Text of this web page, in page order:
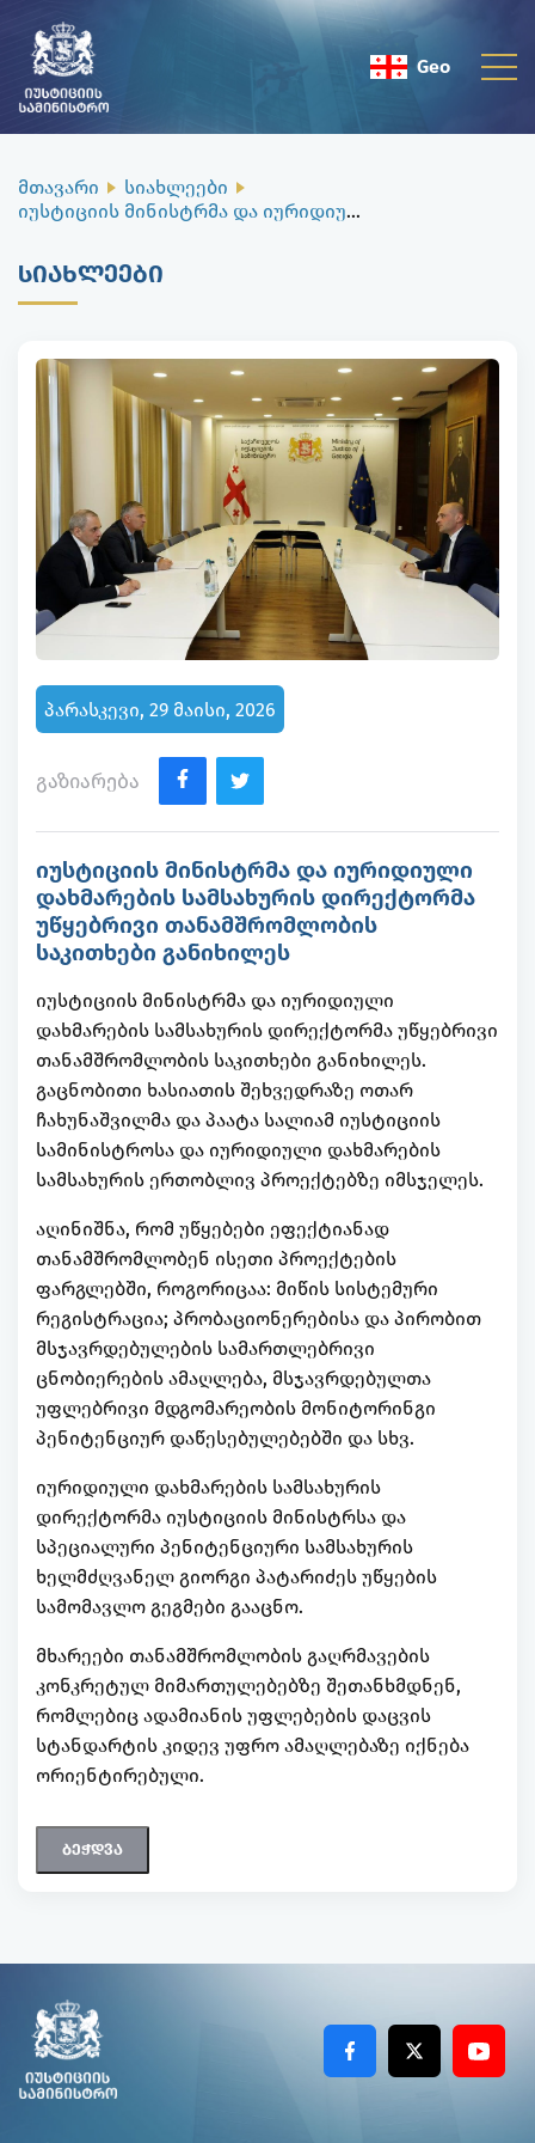
Geo
მთავარი
სიახლეები
იუსტიციის მინისტრმა და იურიდიული დახმარების სამსახურის დირექტორმა უწყებრივი თანამშრომლობის საკითხები განიხილეს
ᲡᲘᲐᲮᲚᲔᲔᲑᲘ
პარასკევი, 29 მაისი, 2026
გაზიარება
იუსტიციის მინისტრმა და იურიდიული
დახმარების სამსახურის დირექტორმა
უწყებრივი თანამშრომლობის
საკითხები განიხილეს
იუსტიციის მინისტრმა და იურიდიული
დახმარების სამსახურის დირექტორმა უწყებრივი
თანამშრომლობის საკითხები განიხილეს.
გაცნობითი ხასიათის შეხვედრაზე ოთარ
ჩახუნაშვილმა და პაატა სალიამ იუსტიციის
სამინისტროსა და იურიდიული დახმარების
სამსახურის ერთობლივ პროექტებზე იმსჯელეს.
აღინიშნა, რომ უწყებები ეფექტიანად
თანამშრომლობენ ისეთი პროექტების
ფარგლებში, როგორიცაა: მიწის სისტემური
რეგისტრაცია; პრობაციონერებისა და პირობით
მსჯავრდებულების სამართლებრივი
ცნობიერების ამაღლება, მსჯავრდებულთა
უფლებრივი მდგომარეობის მონიტორინგი
პენიტენციურ დაწესებულებებში და სხვ.
იურიდიული დახმარების სამსახურის
დირექტორმა იუსტიციის მინისტრსა და
სპეციალური პენიტენციური სამსახურის
ხელმძღვანელ გიორგი პატარიძეს უწყების
სამომავლო გეგმები გააცნო.
მხარეები თანამშრომლობის გაღრმავების
კონკრეტულ მიმართულებებზე შეთანხმდნენ,
რომლებიც ადამიანის უფლებების დაცვის
სტანდარტის კიდევ უფრო ამაღლებაზე იქნება
ორიენტირებული.